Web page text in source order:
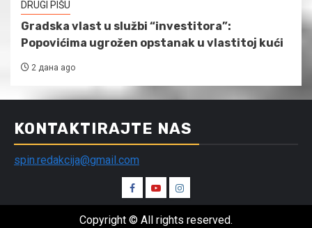
DRUGI PIŠU
Gradska vlast u službi “investitora”:
Popovićima ugrožen opstanak u vlastitoj kući
2 дана ago
KONTAKTIRAJTE NAS
spin.redakcija@gmail.com
Spin
Facebook
Spin
Youtube
Spin
Instagram
Copyright © All rights reserved.